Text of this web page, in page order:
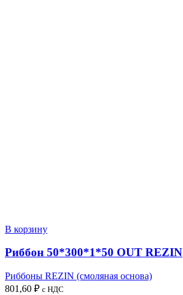
В корзину
Риббон 50*300*1*50 OUT REZIN
Риббоны REZIN (смоляная основа)
801,60 ₽ с НДС